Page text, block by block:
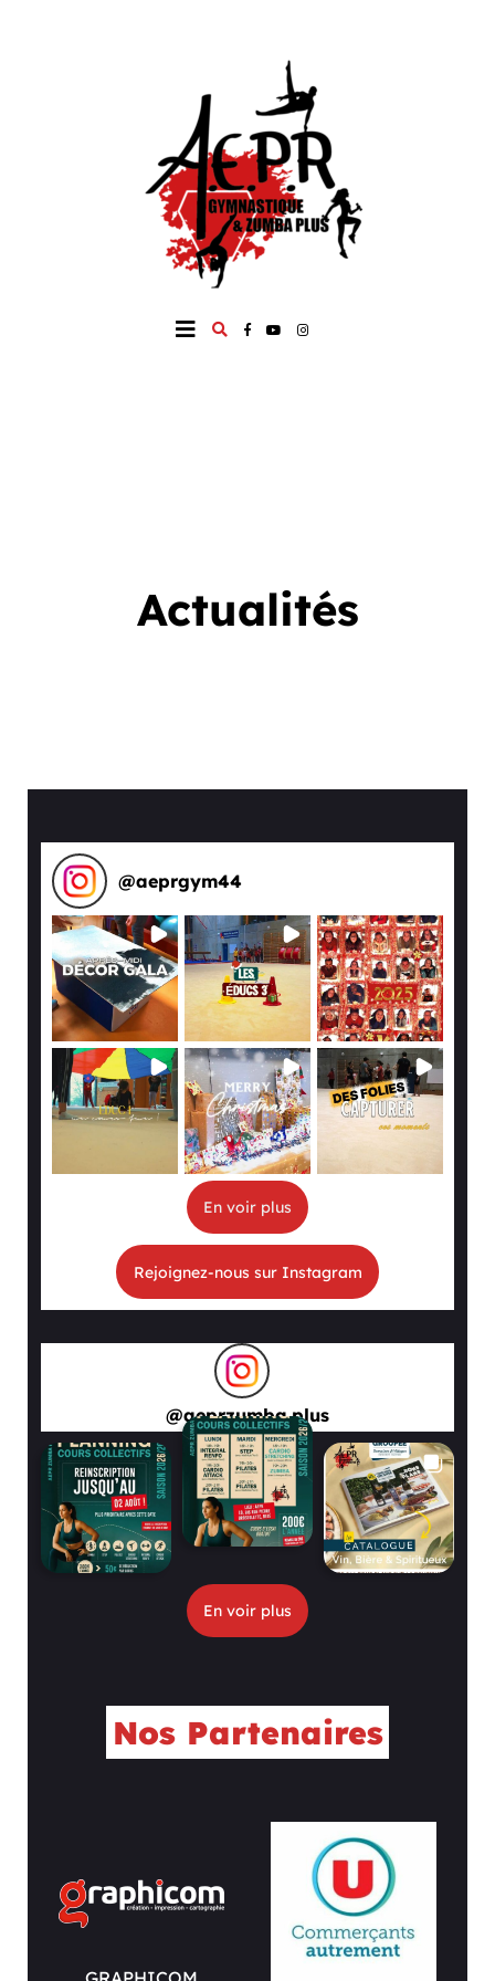
Actualités
@aeprgym44
En voir plus
Rejoignez-nous sur Instagram
@aeprzumba.plus
En voir plus
Nos Partenaires